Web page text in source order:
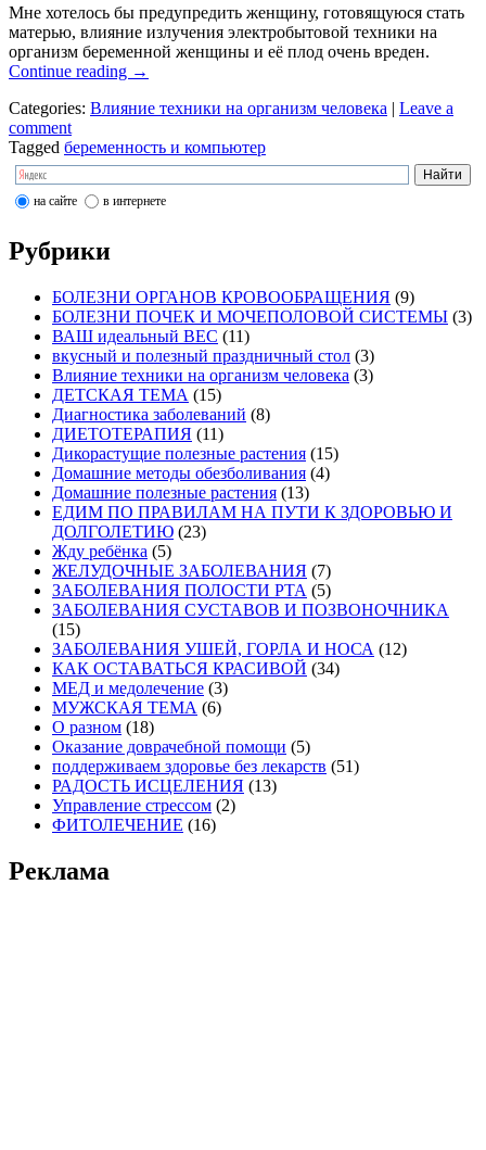
Мне хотелось бы предупредить женщину, готовящуюся стать
матерью, влияние излучения электробытовой техники на
организм беременной женщины и её плод очень вреден.
Continue reading →
Categories: Влияние техники на организм человека | Leave a
comment
Tagged беременность и компьютер
на сайте в интернете
Рубрики
БОЛЕЗНИ ОРГАНОВ КРОВООБРАЩЕНИЯ (9)
БОЛЕЗНИ ПОЧЕК И МОЧЕПОЛОВОЙ СИСТЕМЫ (3)
ВАШ идеальный ВЕС (11)
вкусный и полезный праздничный стол (3)
Влияние техники на организм человека (3)
ДЕТСКАЯ ТЕМА (15)
Диагностика заболеваний (8)
ДИЕТОТЕРАПИЯ (11)
Дикорастущие полезные растения (15)
Домашние методы обезболивания (4)
Домашние полезные растения (13)
ЕДИМ ПО ПРАВИЛАМ НА ПУТИ К ЗДОРОВЬЮ И
ДОЛГОЛЕТИЮ (23)
Жду ребёнка (5)
ЖЕЛУДОЧНЫЕ ЗАБОЛЕВАНИЯ (7)
ЗАБОЛЕВАНИЯ ПОЛОСТИ РТА (5)
ЗАБОЛЕВАНИЯ СУСТАВОВ И ПОЗВОНОЧНИКА
(15)
ЗАБОЛЕВАНИЯ УШЕЙ, ГОРЛА И НОСА (12)
КАК ОСТАВАТЬСЯ КРАСИВОЙ (34)
МЕД и медолечение (3)
МУЖСКАЯ ТЕМА (6)
О разном (18)
Оказание доврачебной помощи (5)
поддерживаем здоровье без лекарств (51)
РАДОСТЬ ИСЦЕЛЕНИЯ (13)
Управление стрессом (2)
ФИТОЛЕЧЕНИЕ (16)
Реклама